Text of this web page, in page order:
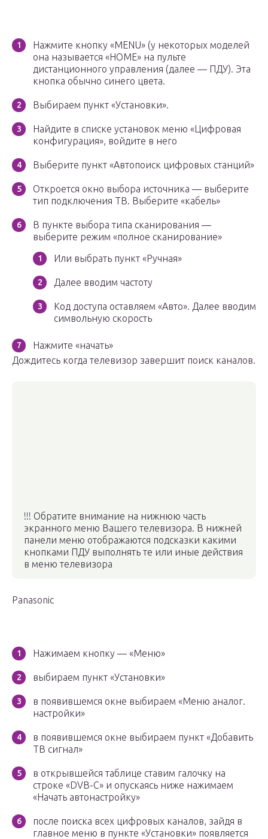
Нажмите кнопку «MENU» (у некоторых моделей
она называется «HOME» на пульте
дистанционного управления (далее — ПДУ). Эта
кнопка обычно синего цвета.
Выбираем пункт «Установки».
Найдите в списке установок меню «Цифровая
конфигурация», войдите в него
Выберите пункт «Автопоиск цифровых станций»
Откроется окно выбора источника — выберите
тип подключения ТВ. Выберите «кабель»
В пункте выбора типа сканирования —
выберите режим «полное сканирование»
Или выбрать пункт «Ручная»
Далее вводим частоту
Код доступа оставляем «Авто». Далее вводим
символьную скорость
Нажмите «начать»
Дождитесь когда телевизор завершит поиск каналов.
!!! Обратите внимание на нижнюю часть
экранного меню Вашего телевизора. В нижней
панели меню отображаются подсказки какими
кнопками ПДУ выполнять те или иные действия
в меню телевизора
Panasonic
Нажимаем кнопку — «Меню»
выбираем пункт «Установки»
в появившемся окне выбираем «Меню аналог.
настройки»
в появившемся окне выбираем пункт «Добавить
ТВ сигнал»
в открывшейся таблице ставим галочку на
строке «DVB-C» и опускаясь ниже нажимаем
«Начать автонастройку»
после поиска всех цифровых каналов, зайдя в
главное меню в пункте «Установки» появляется